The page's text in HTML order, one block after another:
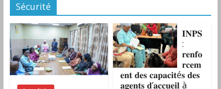
Sécurité
𝐈𝐍𝐏𝐒
:
𝐫𝐞𝐧𝐟𝐨
𝐫𝐜𝐞𝐦
𝐞𝐧𝐭 𝐝𝐞𝐬 𝐜𝐚𝐩𝐚𝐜𝐢𝐭é𝐬 𝐝𝐞𝐬
𝐚𝐠𝐞𝐧𝐭𝐬 𝐝’𝐚𝐜𝐜𝐮𝐞𝐢𝐥 à